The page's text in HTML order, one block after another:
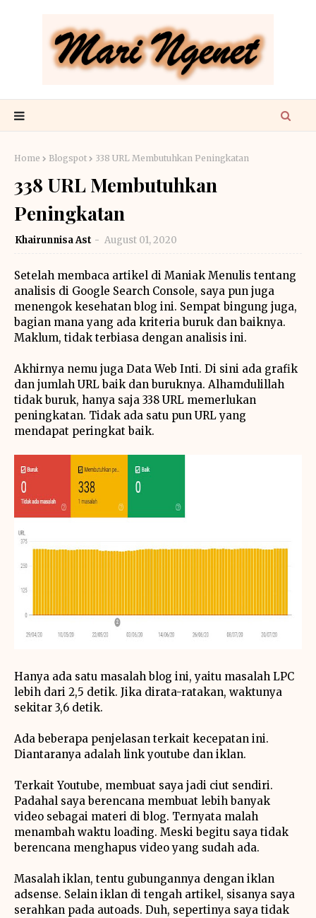
Home Blogspot 338 URL Membutuhkan Peningkatan
338 URL Membutuhkan
Peningkatan
Khairunnisa Ast August 01, 2020
Setelah membaca artikel di Maniak Menulis tentang
analisis di Google Search Console, saya pun juga
menengok kesehatan blog ini. Sempat bingung juga,
bagian mana yang ada kriteria buruk dan baiknya.
Maklum, tidak terbiasa dengan analisis ini.
Akhirnya nemu juga Data Web Inti. Di sini ada grafik
dan jumlah URL baik dan buruknya. Alhamdulillah
tidak buruk, hanya saja 338 URL memerlukan
peningkatan. Tidak ada satu pun URL yang
mendapat peringkat baik.
Hanya ada satu masalah blog ini, yaitu masalah LPC
lebih dari 2,5 detik. Jika dirata-ratakan, waktunya
sekitar 3,6 detik.
Ada beberapa penjelasan terkait kecepatan ini.
Diantaranya adalah link youtube dan iklan.
Terkait Youtube, membuat saya jadi ciut sendiri.
Padahal saya berencana membuat lebih banyak
video sebagai materi di blog. Ternyata malah
menambah waktu loading. Meski begitu saya tidak
berencana menghapus video yang sudah ada.
Masalah iklan, tentu gubungannya dengan iklan
adsense. Selain iklan di tengah artikel, sisanya saya
serahkan pada autoads. Duh, sepertinya saya tidak